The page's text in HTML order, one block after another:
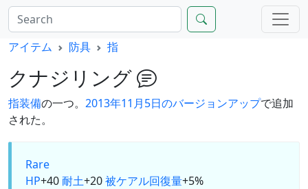
アイテム 防具 指
クナジリング
指装備の一つ。 2013年11月5日のバージョンアップで追加
された。
Rare
HP+40耐土+20被ケアル回復量+5%